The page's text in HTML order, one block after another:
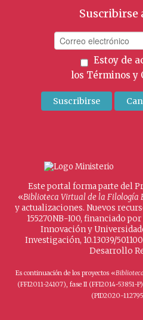
Suscribirse
Estoy de
los Términos y
Este portal forma parte del
«Biblioteca Virtual de la Filología
y actualizaciones. Nuevos
155270NB-I00, financiado
Innovación y
Investigación, 10.13039/
Desarrollo
Es continuación de los proyectos «
(FFI2011-24107), fase II (FFI2014-53851-
(PID2020-